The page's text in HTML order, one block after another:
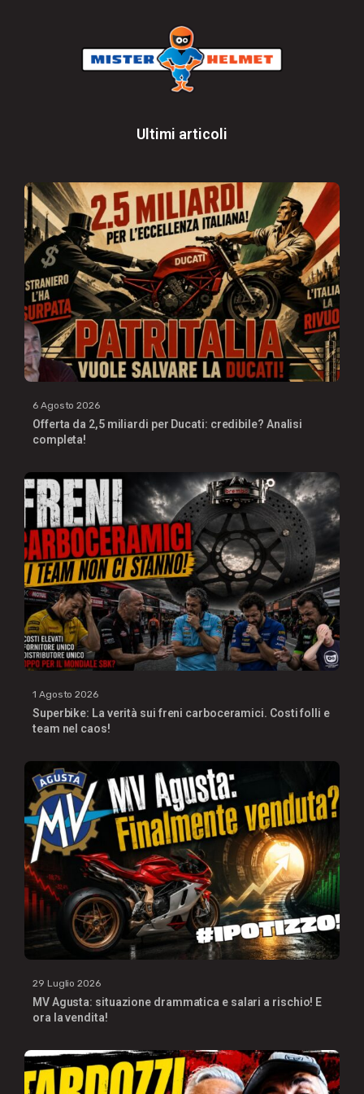
Ultimi articoli
6 Agosto 2026
Offerta da 2,5 miliardi per Ducati: credibile? Analisi
completa!
1 Agosto 2026
Superbike: La verità sui freni carboceramici. Costi folli e
team nel caos!
29 Luglio 2026
MV Agusta: situazione drammatica e salari a rischio! E
ora la vendita!